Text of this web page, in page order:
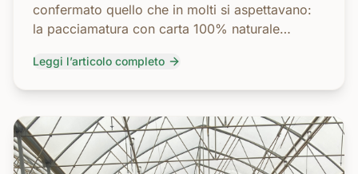
confermato quello che in molti si aspettavano:
la pacciamatura con carta 100% naturale
Leggi l’articolo completo